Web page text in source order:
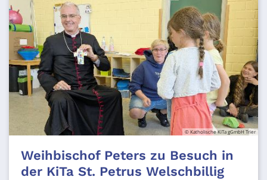
© Katholische KiTa gGmbH Trier
Weihbischof Peters zu Besuch in
der KiTa St. Petrus Welschbillig